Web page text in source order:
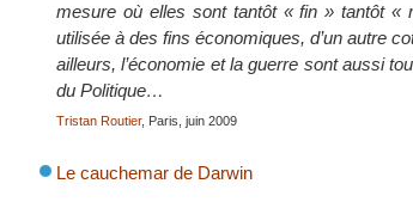
mesure où elles sont tantôt « fin » tantôt «
utilisée à des fins économiques, d’un autre
ailleurs, l’économie et la guerre sont aussi
du Politique…
Tristan Routier, Paris, juin 2009
Le cauchemar de Darwin